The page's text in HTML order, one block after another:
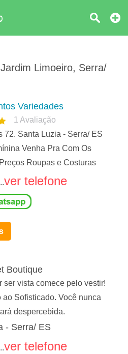
Limoeiro, Serra/
Variedades
1 Avaliação
72. Santa Luzia - Serra/ ES
Venha Pra Com Os
Roupas e Costuras
ver telefone
Boutique
ser vista comece pelo vestir!
ao Sofisticado. Você nunca
despercebida.
- Serra/ ES
ver telefone